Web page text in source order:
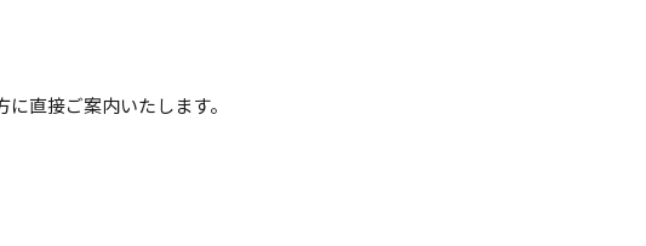
直接ご案内いたします。